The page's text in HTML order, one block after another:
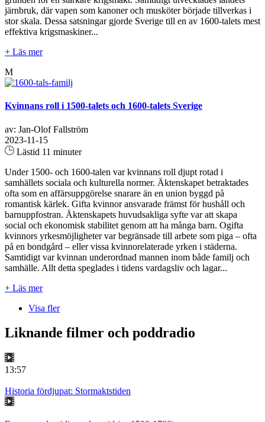
järnbruk, där vapen som kanoner och musköter började tillverkas i
stor skala. Dessa satsningar gjorde Sverige till en av 1600-talets mest
effektiva krigsmaskiner...
+ Läs mer
M
Kvinnans roll i 1500-talets och 1600-talets Sverige
av: Jan-Olof Fallström
2023-11-15
Lästid 11 minuter
Under 1500- och 1600-talen var kvinnans roll djupt rotad i
samhällets sociala och kulturella normer. Äktenskapet betraktades
ofta som en affärsuppgörelse snarare än en union byggd på
romantisk kärlek. Gifta kvinnor ansvarade främst för hushåll och
barnuppfostran. Äktenskapets huvudsakliga syfte var att skapa
social och ekonomisk stabilitet genom att ha många barn. Ogifta
kvinnors yrkesmöjligheter var begränsade till arbete som piga – ofta
på en bondgård – eller vissa kvinnorelaterade yrken i städerna.
Samtidigt var kvinnan underordnad mannen inom både familj och
samhälle. Allt detta speglades i tidens vardagsliv och lagar...
+ Läs mer
Visa fler
Liknande filmer och poddradio
13:57
Historia fördjupat: Stormaktstiden